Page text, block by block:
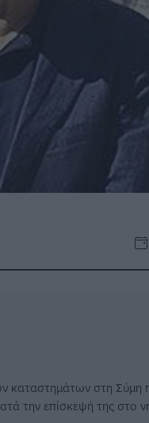
καταστημάτων στη Σύμη
την επίσκεψή της στο